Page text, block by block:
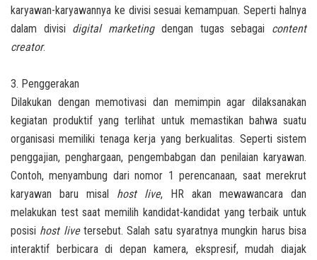
karyawan-karyawannya ke divisi sesuai kemampuan. Seperti halnya
dalam divisi digital marketingdengan tugas sebagai content
creator.
3. Penggerakan
Dilakukan dengan memotivasi dan memimpin agar dilaksanakan
kegiatan produktif yang terlihat untuk memastikan bahwa suatu
organisasi memiliki tenaga kerja yang berkualitas. Seperti sistem
penggajian, penghargaan, pengembabgan dan penilaian karyawan.
Contoh, menyambung dari nomor 1 perencanaan, saat merekrut
karyawan baru misal host live, HR akan mewawancara dan
melakukan test saat memilih kandidat-kandidat yang terbaik untuk
posisi host livetersebut. Salah satu syaratnya mungkin harus bisa
interaktif berbicara di depan kamera, ekspresif, mudah diajak